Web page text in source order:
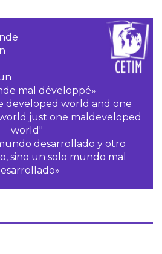
mal développé»
developed world and one
just one maldeveloped
world"
desarrollado y otro
sino un solo mundo mal